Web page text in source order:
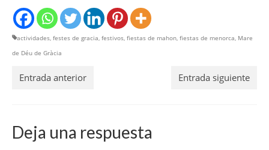
actividades, festes de gracia, festivos, fiestas de mahon, fiestas de menorca, Mare
de Déu de Gràcia
Entrada anterior Entrada siguiente
Deja una respuesta